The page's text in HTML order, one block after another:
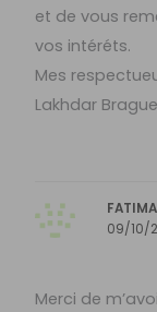
et de vous
vos intéréts.
Mes
Lakhdar Brague
FATIMA
09/10/
Merci de